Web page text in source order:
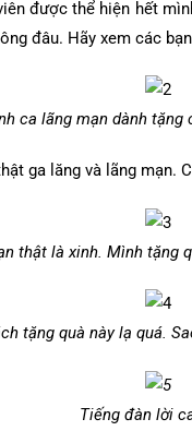
được thể hiện hết
đâu. Hãy xem các
ca lãng mạn dành tặng
ga lăng và lãng mạn.
thật là xinh. Mình tặng
tặng quà này lạ quá.
đàn lời ca